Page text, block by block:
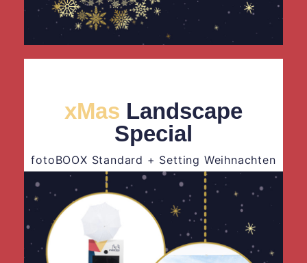
xMas Landscape
Special
fotoBOOX Standard + Setting Weihnachten